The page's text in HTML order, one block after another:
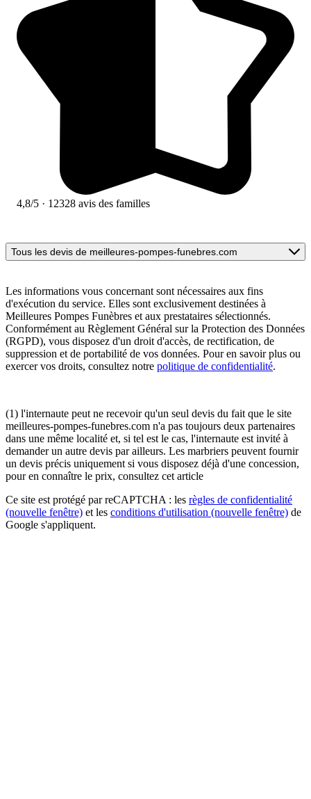
4,8/5 · 12328 avis des familles
Tous les devis de meilleures-pompes-funebres.com
Les informations vous concernant sont nécessaires aux fins
d'exécution du service. Elles sont exclusivement destinées à
Meilleures Pompes Funèbres et aux prestataires sélectionnés.
Conformément au Règlement Général sur la Protection des Données
(RGPD), vous disposez d'un droit d'accès, de rectification, de
suppression et de portabilité de vos données. Pour en savoir plus ou
exercer vos droits, consultez notre politique de confidentialité.
(1) l'internaute peut ne recevoir qu'un seul devis du fait que le site
meilleures-pompes-funebres.com n'a pas toujours deux partenaires
dans une même localité et, si tel est le cas, l'internaute est invité à
demander un autre devis par ailleurs. Les marbriers peuvent fournir
un devis précis uniquement si vous disposez déjà d'une concession,
pour en connaître le prix, consultez cet article
Ce site est protégé par reCAPTCHA : les règles de confidentialité
(nouvelle fenêtre) et les conditions d'utilisation (nouvelle fenêtre) de
Google s'appliquent.